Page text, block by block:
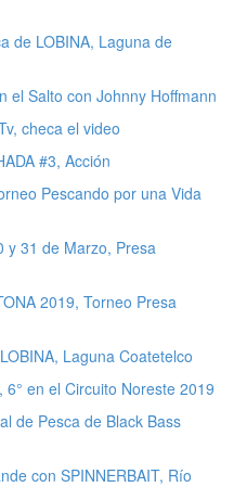
de LOBINA, Laguna de
el Salto con Johnny Hoffmann
checa el video
#3, Acción
Pescando por una Vida
y 31 de Marzo, Presa
2019, Torneo Presa
Laguna Coatetelco
en el Circuito Noreste 2019
de Pesca de Black Bass
con SPINNERBAIT, Río